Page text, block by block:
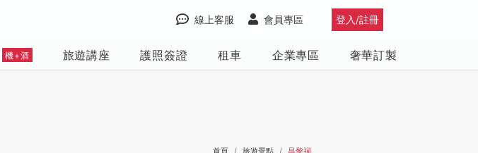
登入/註冊
會員專區
線上客服
機+酒 旅遊講座 護照簽證 租車 企業專區 奢華訂製
首頁 旅遊景點 昌黎祠